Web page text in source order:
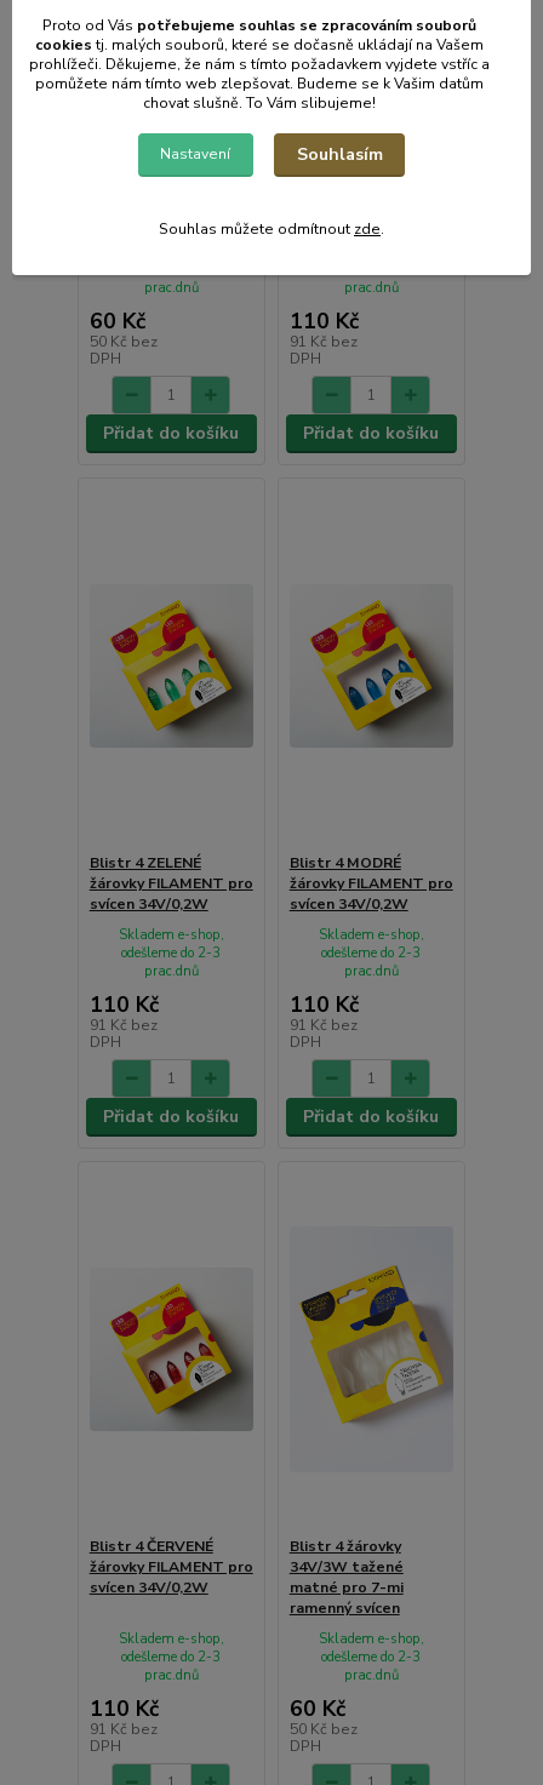
Blistr 4 žárovky pro
60 Kč
50 Kč bez
DPH
prac.dnů
Přidat do košíku
Blistr 4 ŽLUTÉ žárovky
34V/0,2W
110 Kč
91 Kč bez
DPH
prac.dnů
Přidat do košíku
Blistr 4 ZELENÉ
žárovky FILAMENT pro
svícen 34V/0,2W
110 Kč
91 Kč bez
DPH
Skladem e-shop,
odešleme do 2-3
prac.dnů
Přidat do košíku
Blistr 4 MODRÉ
žárovky FILAMENT pro
svícen 34V/0,2W
110 Kč
91 Kč bez
DPH
Skladem e-shop,
odešleme do 2-3
prac.dnů
Přidat do košíku
Blistr 4 ČERVENÉ
žárovky FILAMENT pro
svícen 34V/0,2W
110 Kč
91 Kč bez
DPH
Skladem e-shop,
odešleme do 2-3
prac.dnů
Blistr 4 žárovky
34V/3W tažené
matné pro 7-mi
ramenný svícen
60 Kč
50 Kč bez
DPH
Skladem e-shop,
odešleme do 2-3
prac.dnů
Proto od Vás potřebujeme souhlas se zpracováním souborů
cookiestj. malých souborů, které se dočasně ukládají na Vašem
prohlížeči. Děkujeme, že nám s tímto požadavkem vyjdete vstříc a
pomůžete nám tímto web zlepšovat. Budeme se k Vašim datům
chovat slušně. To Vám slibujeme!
Nastavení Souhlasím
Souhlas můžete odmítnout zde.